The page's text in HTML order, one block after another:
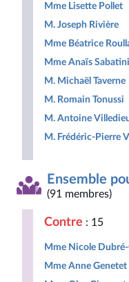
Mme Lisette Pollet
M. Joseph Rivière
Mme Béatrice
Mme Anaïs Sabatini
M. Michaël Taverne
M. Romain Tonussi
M. Antoine
M. Frédéric-Pierre
Ensemble
(91 membres)
Contre : 15
Mme Nicole
Mme Anne Genetet